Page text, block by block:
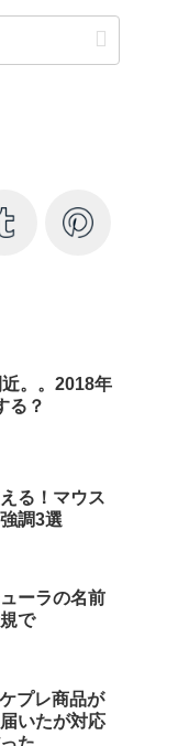
。。2018年
る？
る！マウス
調3選
ーラの名前
で
プレ商品が
いたが対応